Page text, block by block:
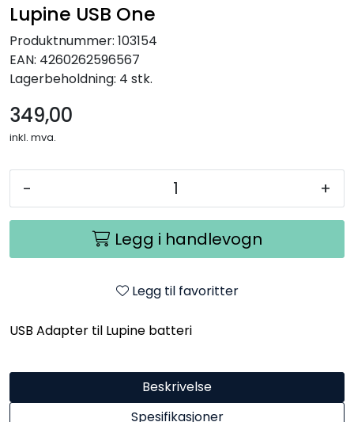
Lupine USB One
Produktnummer: 103154
EAN: 4260262596567
Lagerbeholdning: 4 stk.
349,00
inkl. mva.
- +
Legg i handlevogn
Legg til favoritter
USB Adapter til Lupine batteri
Beskrivelse
Spesifikasjoner